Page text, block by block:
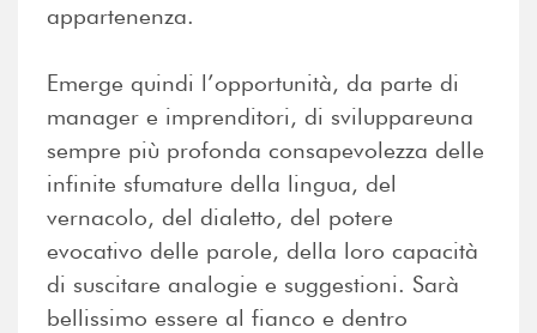
appartenenza.
Emerge quindi l’opportunità, da parte di
manager e imprenditori, di sviluppareuna
sempre più profonda consapevolezza delle
infinite sfumature della lingua, del
vernacolo, del dialetto, del potere
evocativo delle parole, della loro capacità
di suscitare analogie e suggestioni. Sarà
bellissimo essere al fianco e dentro